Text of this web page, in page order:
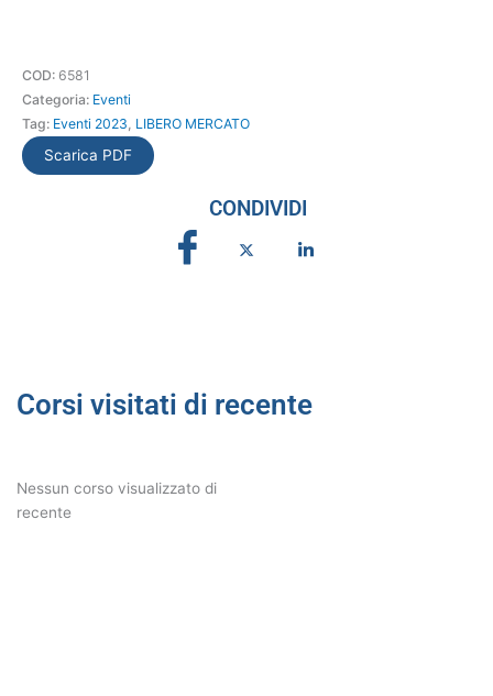
COD: 6581
Categoria: Eventi
Tag: Eventi 2023, LIBERO MERCATO
Scarica PDF
CONDIVIDI
Corsi visitati di recente
Nessun corso visualizzato di
recente